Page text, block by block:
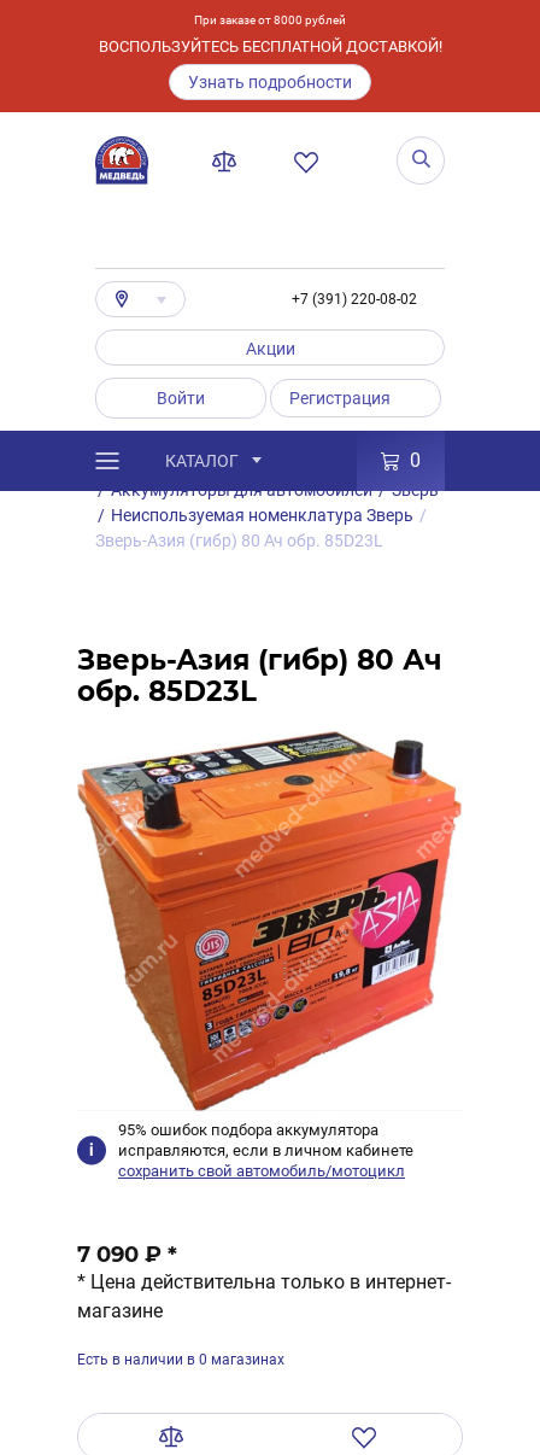
При заказе от 8000 рублей
ВОСПОЛЬЗУЙТЕСЬ БЕСПЛАТНОЙ ДОСТАВКОЙ!
Узнать подробности
+7 (391) 220-08-02
Акции
Войти Регистрация
КАТАЛОГ 0
Каталог / Товары
Аккумуляторы
/ Аккумуляторы для автомобилей / Зверь
/ Неиспользуемая номенклатура Зверь /
Зверь-Азия (гибр) 80 Ач обр. 85D23L
Зверь-Азия (гибр) 80 Ач
обр. 85D23L
95% ошибок подбора аккумулятора
исправляются, если в личном кабинете
сохранить свой автомобиль/мотоцикл
7 090 ₽ *
* Цена действительна только в интернет-
магазине
Есть в наличии в 0 магазинах